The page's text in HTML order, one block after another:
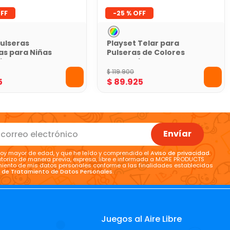
para Niñas
-25 %
Playset Telar para
Pulseras de Colores
Fancy Girl
$119.900
$ 89.925
Envíar
mayor de edad, y que he leído y comprendido elAviso de privacidad.
de manera previa, expresa, libre e informada a MORE PRODUCTS
de mis datos personales conforme a las finalidades establecidas
Tratamiento de Datos Personales.
Juegos al Aire Libre